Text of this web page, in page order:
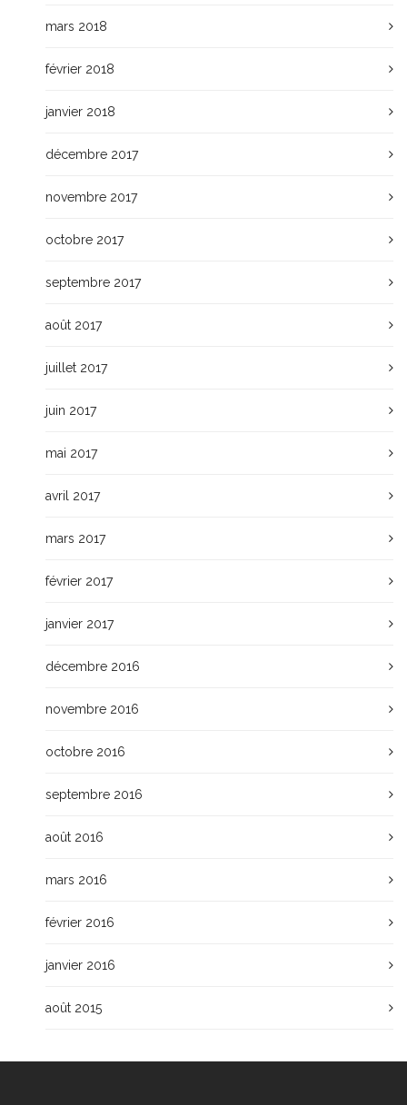
mars 2018
février 2018
janvier 2018
décembre 2017
novembre 2017
octobre 2017
septembre 2017
août 2017
juillet 2017
juin 2017
mai 2017
avril 2017
mars 2017
février 2017
janvier 2017
décembre 2016
novembre 2016
octobre 2016
septembre 2016
août 2016
mars 2016
février 2016
janvier 2016
août 2015